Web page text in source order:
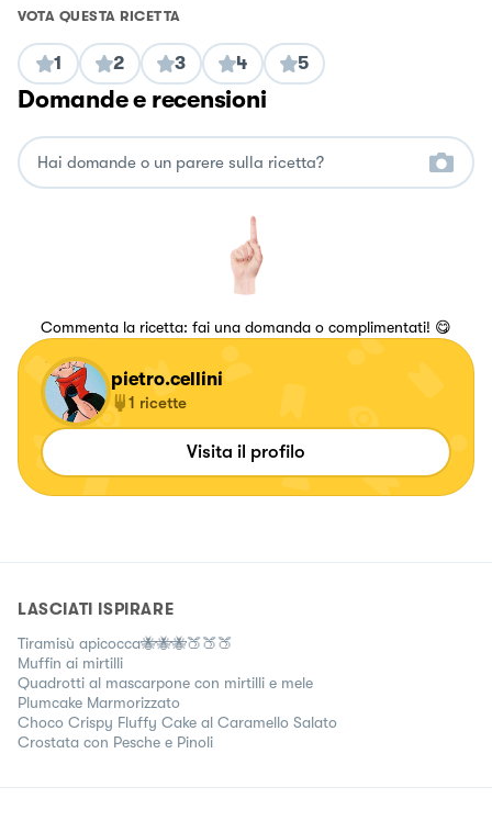
VOTA QUESTA RICETTA
1 2 3 4 5
Domande e recensioni
Commenta la ricetta: fai una domanda o complimentati! 😋
pietro.cellini
1 ricette
Visita il profilo
LASCIATI ISPIRARE
Tiramisù apicocca🐝🐝🐝🍑🍑🍑
Muffin ai mirtilli
Quadrotti al mascarpone con mirtilli e mele
Plumcake Marmorizzato
Choco Crispy Fluffy Cake al Caramello Salato
Crostata con Pesche e Pinoli